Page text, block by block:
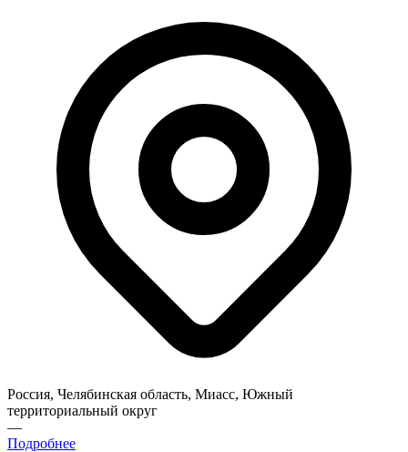
Россия, Челябинская область, Миасс, Южный
территориальный округ
—
Подробнее